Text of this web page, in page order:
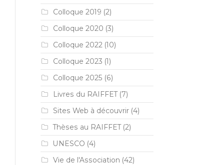
Colloque 2019 (2)
Colloque 2020 (3)
Colloque 2022(10)
Colloque 2023 (1)
Colloque 2025 (6)
Livres du RAIFFET(7)
Sites Web à découvrir(4)
Thèses au RAIFFET(2)
UNESCO (4)
Vie de l'Association (42)